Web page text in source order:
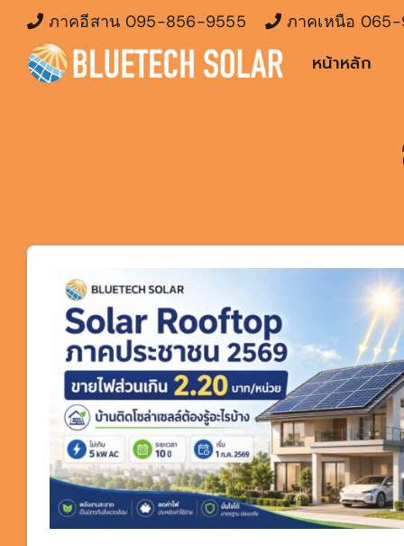
content
ภาคอีสาน 095-856-9555 ภาคเหนือ 065-
หน้าหลัก